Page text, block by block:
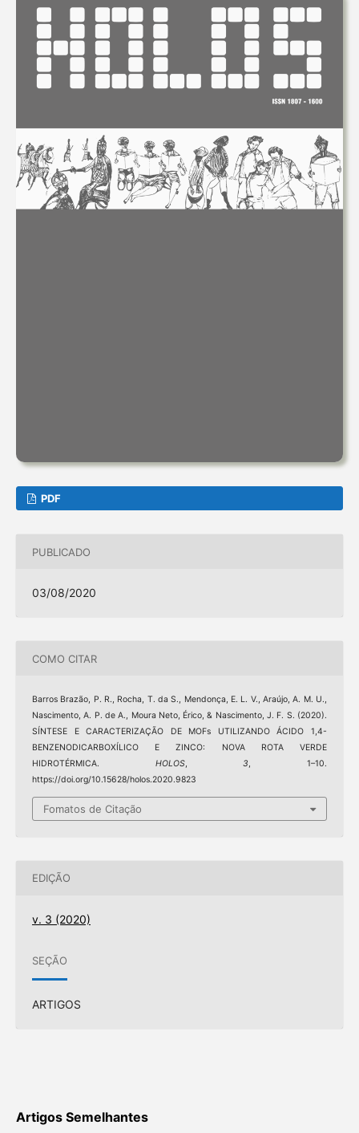
PDF
PUBLICADO
03/08/2020
COMO CITAR
Barros Brazão, P. R., Rocha, T. da S., Mendonça, E. L. V., Araújo, A. M. U.,
Nascimento, A. P. de A., Moura Neto, Érico, & Nascimento, J. F. S. (2020).
SÍNTESE E CARACTERIZAÇÃO DE MOFs UTILIZANDO ÁCIDO 1,4-
BENZENODICARBOXÍLICO E ZINCO: NOVA ROTA VERDE
HIDROTÉRMICA. HOLOS,3, 1–10.
https://doi.org/10.15628/holos.2020.9823
Fomatos de Citação
EDIÇÃO
v. 3 (2020)
SEÇÃO
ARTIGOS
Artigos Semelhantes